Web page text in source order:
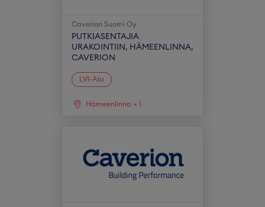
Caverion Suomi Oy
PUTKIASENTAJIA
URAKOINTIIN, HÄMEENLINNA,
CAVERION
LVI-Ala
Hämeenlinna + 1